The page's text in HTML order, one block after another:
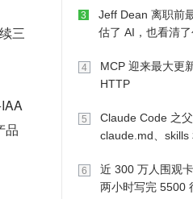
三
品
3
Jeff Dean 离职前
估了 AI，也看清
4
MCP 迎来最大更
HTTP
5
Claude Code 之
claude.md、skills
6
近 300 万人围观
两小时写完 5500